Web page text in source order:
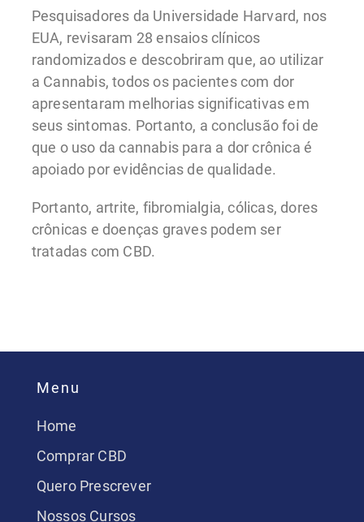
Pesquisadores da Universidade Harvard, nos
EUA, revisaram 28 ensaios clínicos
randomizados e descobriram que, ao utilizar
a Cannabis, todos os pacientes com dor
apresentaram melhorias significativas em
seus sintomas. Portanto, a conclusão foi de
que o uso da cannabis para a dor crônica é
apoiado por evidências de qualidade.
Portanto, artrite, fibromialgia, cólicas, dores
crônicas e doenças graves podem ser
tratadas com CBD.
Menu
Home
Comprar CBD
Quero Prescrever
Nossos Cursos